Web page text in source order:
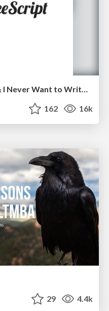
CoffeeScript is Beautiful & I Never Want to Write Plain JavaScript Again
162 16k
29 4.4k